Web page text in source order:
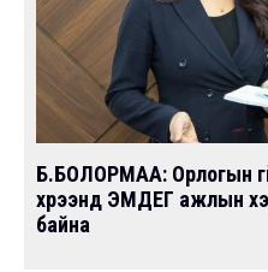
Б.БОЛОРМАА: Орлогын
хүрээнд ЭМДЕГ ажлын
байна